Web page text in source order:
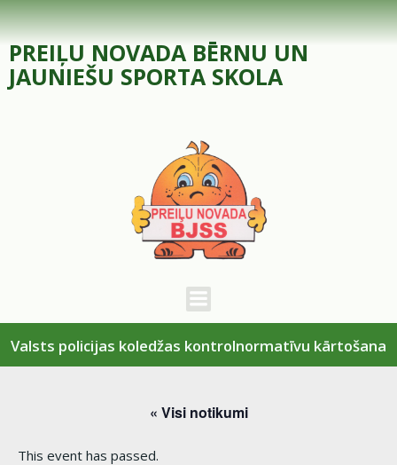
Skip
to
content
PREIĻU NOVADA BĒRNU UN
JAUNIEŠU SPORTA SKOLA
Valsts policijas koledžas kontrolnormatīvu kārtošana
« Visi notikumi
This event has passed.